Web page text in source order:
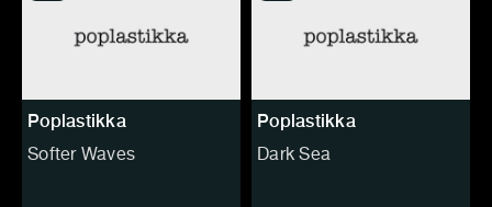
Poplastikka
Softer Waves
Poplastikka
Dark Sea